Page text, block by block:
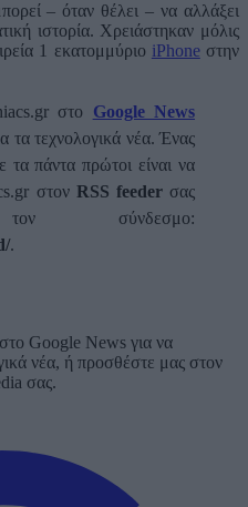
– όταν θέλει – να αλλάξει
ιστορία. Χρειάστηκαν μόλις
1 εκατομμύριο iPhoneστην
στο Google News
τα τεχνολογικά νέα. Ένας
τα πάντα πρώτοι είναι να
στον RSS feederσας
τον σύνδεσμο:
.
Google News για να
νέα, ή προσθέστε μας στον
σας.